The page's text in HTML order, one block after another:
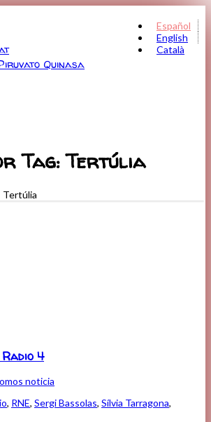
Español
English
Català
Quinasa
Tag: Tertúlia
Tertúlia
4
noticia
, RNE, Sergi Bassolas, Sílvia Tarragona,